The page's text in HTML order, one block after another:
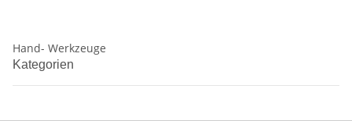
Hand- Werkzeuge
Kategorien